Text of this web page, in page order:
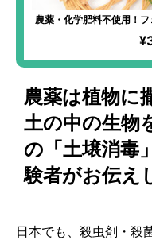
農薬・化学肥料不使用！
お肉や魚の臭み消し・香
ダに加え
農薬は植物に
土の中の生物
の「土壌消毒
験者がお伝え
日本でも、殺虫剤・殺